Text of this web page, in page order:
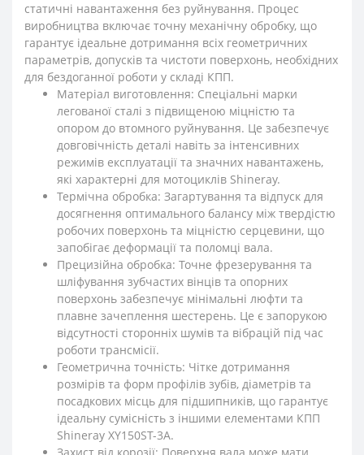
статичні навантаження без руйнування. Процес
виробництва включає точну механічну обробку, що
гарантує ідеальне дотримання всіх геометричних
параметрів, допусків та чистоти поверхонь, необхідних
для бездоганної роботи у складі КПП.
Матеріал виготовлення: Спеціальні марки
легованої сталі з підвищеною міцністю та
опором до втомного руйнування. Це забезпечує
довговічність деталі навіть за інтенсивних
режимів експлуатації та значних навантажень,
які характерні для мотоциклів Shineray.
Термічна обробка: Загартування та відпуск для
досягнення оптимального балансу між твердістю
робочих поверхонь та міцністю серцевини, що
запобігає деформації та поломці вала.
Прецизійна обробка: Точне фрезерування та
шліфування зубчастих вінців та опорних
поверхонь забезпечує мінімальні люфти та
плавне зачеплення шестерень. Це є запорукою
відсутності сторонніх шумів та вібрацій під час
роботи трансмісії.
Геометрична точність: Чітке дотримання
розмірів та форм профілів зубів, діаметрів та
посадкових місць для підшипників, що гарантує
ідеальну сумісність з іншими елементами КПП
Shineray XY150ST-3A.